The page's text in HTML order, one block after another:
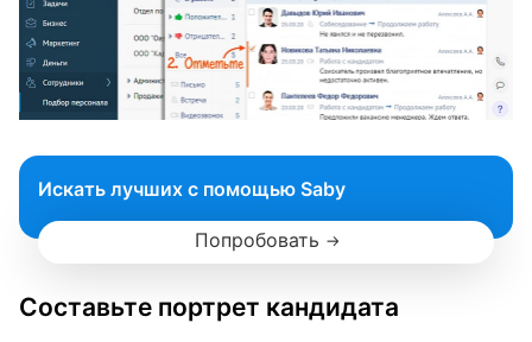
Искать лучших с помощью Saby
Попробовать
Составьте портрет кандидата